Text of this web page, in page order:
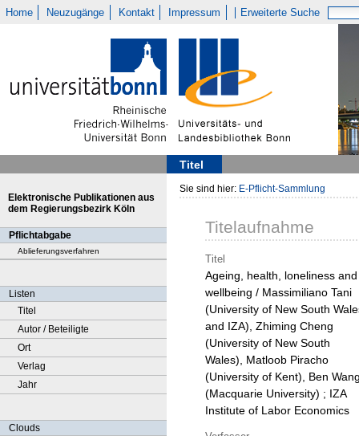
Home Neuzugänge Kontakt Impressum Erweiterte Suche
Titel
Elektronische Publikationen aus
dem Regierungsbezirk Köln
Pflichtabgabe
Ablieferungsverfahren
Listen
Titel
Autor / Beteiligte
Ort
Verlag
Jahr
Clouds
Sie sind hier: E-Pflicht-Sammlung
Titelaufnahme
Titel
Ageing, health, loneliness and
wellbeing / Massimiliano Tani
(University of New South
and IZA), Zhiming Cheng
(University of New South
Wales), Matloob Piracho
(University of Kent), Ben
(Macquarie University) ; IZA
Institute of Labor Economics